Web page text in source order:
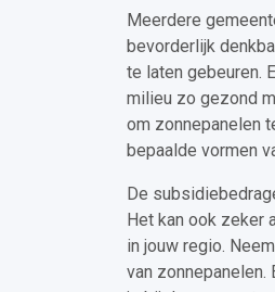
Meerdere
bevorderlijk
te laten gebeuren.
milieu zo gezond
om zonnepanelen
bepaalde vormen
De
Het kan ook zeker
in jouw regio.
van zonnepanelen.